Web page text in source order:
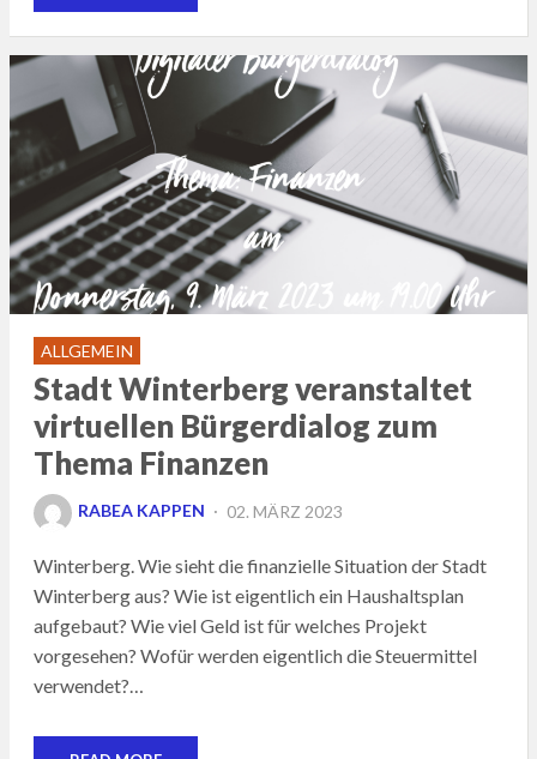
ALLGEMEIN
Stadt Winterberg veranstaltet
virtuellen Bürgerdialog zum
Thema Finanzen
RABEA KAPPEN
POSTED
02. MÄRZ 2023
Winterberg. Wie sieht die finanzielle Situation der Stadt
Winterberg aus? Wie ist eigentlich ein Haushaltsplan
aufgebaut? Wie viel Geld ist für welches Projekt
vorgesehen? Wofür werden eigentlich die Steuermittel
verwendet?…